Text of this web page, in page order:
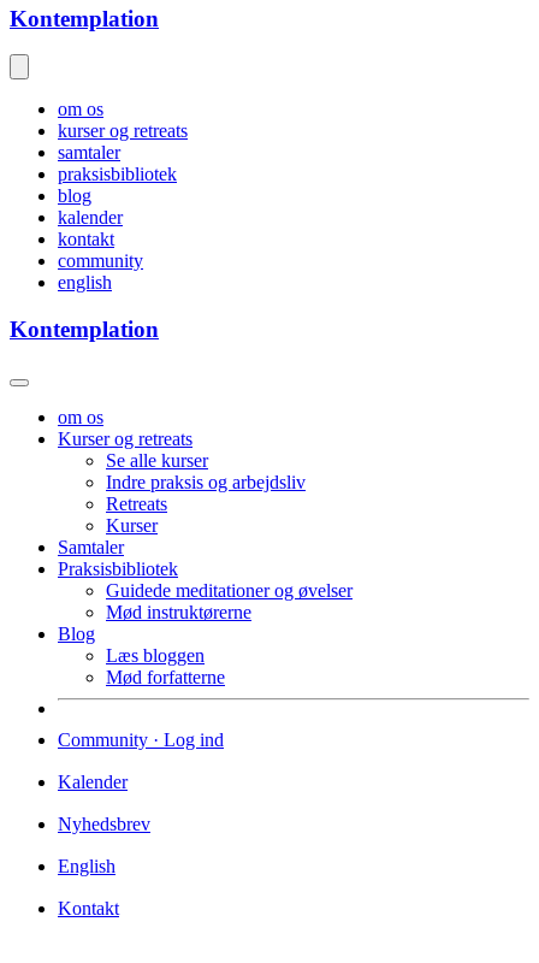
Kontemplation
om os
kurser og retreats
samtaler
praksisbibliotek
blog
kalender
kontakt
community
english
Kontemplation
om os
Kurser og retreats
Se alle kurser
Indre praksis og arbejdsliv
Retreats
Kurser
Samtaler
Praksisbibliotek
Guidede meditationer og øvelser
Mød instruktørerne
Blog
Læs bloggen
Mød forfatterne
Community · Log ind
Kalender
Nyhedsbrev
English
Kontakt